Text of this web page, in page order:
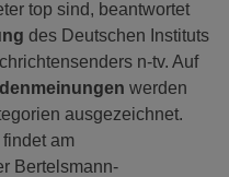
top sind, beantwortet
des Deutschen Instituts
n-tv. Auf
werden
ausgezeichnet.
findet am
Bertelsmann-